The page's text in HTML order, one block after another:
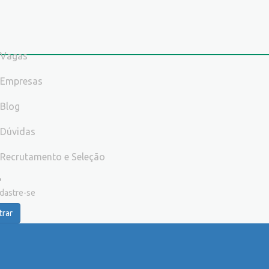
Vagas
Empresas
Blog
Dúvidas
Recrutamento e Seleção
se